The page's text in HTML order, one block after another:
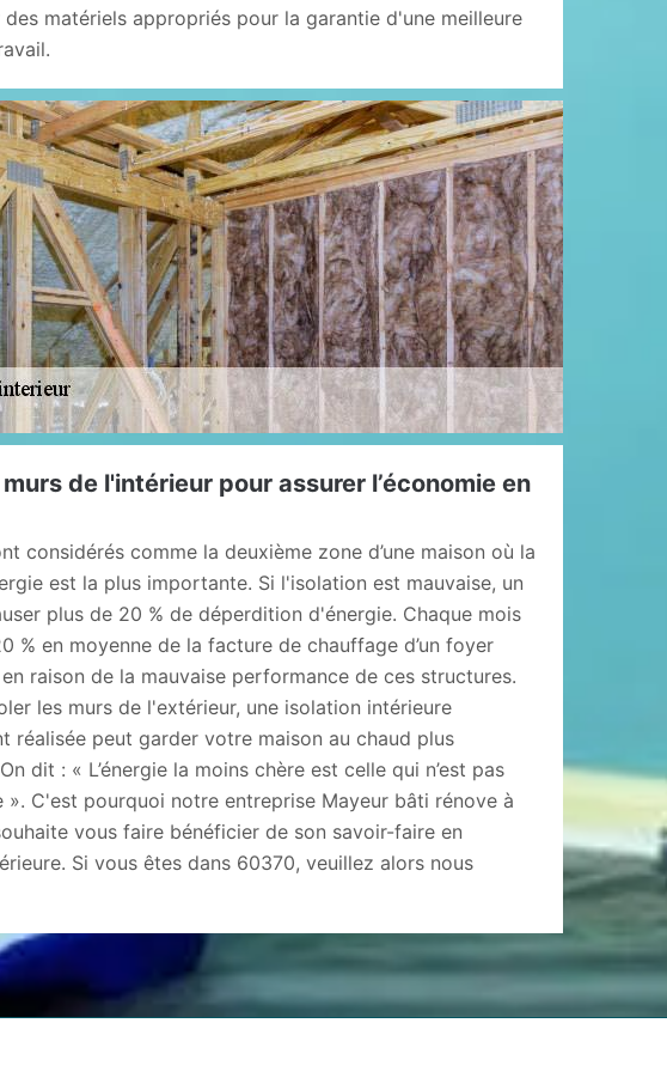
matériels appropriés pour la garantie d'une meilleure
de l'intérieur pour assurer l’économie en
considérés comme la deuxième zone d’une maison où la
est la plus importante. Si l'isolation est mauvaise, un
plus de 20 % de déperdition d'énergie. Chaque mois
% en moyenne de la facture de chauffage d’un foyer
raison de la mauvaise performance de ces structures.
les murs de l'extérieur, une isolation intérieure
réalisée peut garder votre maison au chaud plus
dit : « L’énergie la moins chère est celle qui n’est pas
». C'est pourquoi notre entreprise Mayeur bâti rénove à
vous faire bénéficier de son savoir-faire en
Si vous êtes dans 60370, veuillez alors nous